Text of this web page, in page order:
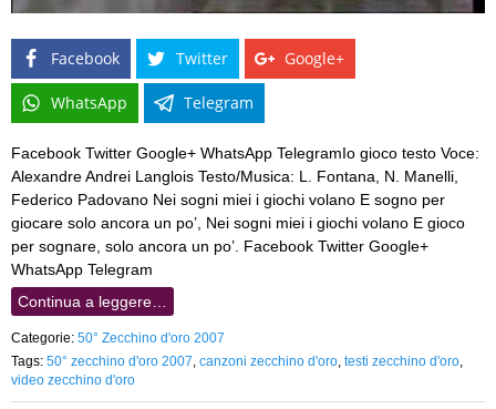
Facebook Twitter Google+
WhatsApp Telegram
Facebook Twitter Google+ WhatsApp TelegramIo gioco testo Voce:
Alexandre Andrei Langlois Testo/Musica: L. Fontana, N. Manelli,
Federico Padovano Nei sogni miei i giochi volano E sogno per
giocare solo ancora un po’, Nei sogni miei i giochi volano E gioco
per sognare, solo ancora un po’. Facebook Twitter Google+
WhatsApp Telegram
Continua a leggere…
Categorie: 50° Zecchino d'oro 2007
Tags: 50° zecchino d'oro 2007 canzoni zecchino d'oro testi zecchino d'oro
video zecchino d'oro